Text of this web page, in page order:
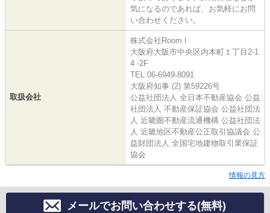
気になるのであれば、お気軽にお問
い合わせください。
取扱会社
株式会社Room I
大阪府大阪市中央区内本町１丁目2-1
4 -2F
TEL:06-6949-8091
大阪府知事 (2) 第59226号
公益社団法人 全日本不動産協会 公益
社団法人 不動産保証協会 公益社団法
人 近畿圏不動産流通機構 公益社団法
人 近畿地区不動産公正取引協議会 公
益財団法人 全国宅地建物取引業保証
協会
情報の見方
メールでお問い合わせする(無料)